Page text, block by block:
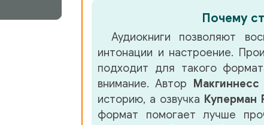
Почему
Аудиокниги позволяют
интонации и настроение.
подходит для такого
внимание. Автор
историю, а озвучка Куперман
формат помогает лучше